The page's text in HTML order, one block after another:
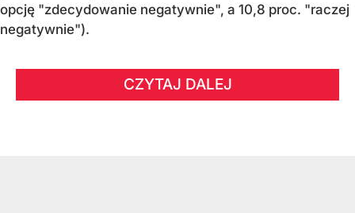
opcję "zdecydowanie negatywnie", a 10,8 proc. "raczej
negatywnie").
CZYTAJ DALEJ